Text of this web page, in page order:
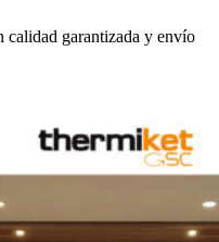
calidad garantizada y envío